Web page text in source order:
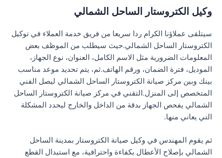
وكيل الكتروستار الساحل الشمالي
سيتلقى عملاؤنا الكرام ردا سريعا من فريق خدمة العملاء في توكيل
الكتروستار الساحل الشمالي.حيث سيطلب من الموظف بعض
المعلومات الضرورية مثل الاسم الكامل، العنوان، نوع الجهاز،
الموديل، فترة الضمان، ورقم الهاتف.ثم، يتم تحديد موعد مناسب
بينك وبين مركز صيانة الكتروستار الساحل الشمالي ليصل الفني
المتخصص إلى المنزل.التقني في مركز صيانة الكتروستار الساحل
الشمالي يفحص الجهاز بدقة من الداخل والخارج ليحدد المشكلة
التي يعاني منها.
ثم يقوم المهندس في وكيل صيانة الكتروستار بمدينة الساحل
الشمالي بإصلاح الأعطال بكفاءة واحترافية، مع استبدال القطع